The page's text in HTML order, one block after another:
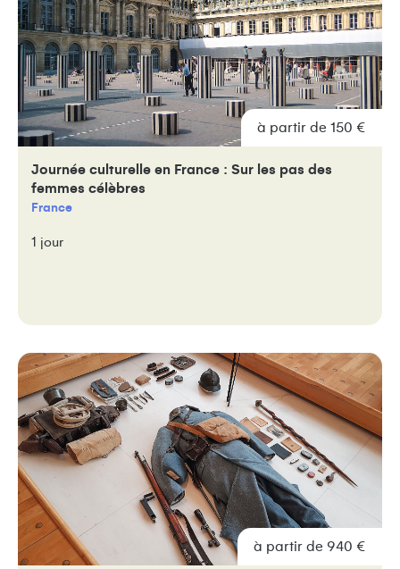
à partir de 150 €
Journée culturelle en France : Sur les pas des
femmes célèbres
France
1 jour
à partir de 940 €